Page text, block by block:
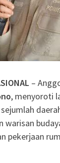
–
, menyoroti
warisan
pekerjaan